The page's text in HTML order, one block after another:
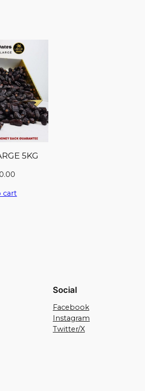
5KG
cart
Social
Facebook
Instagram
Twitter/X